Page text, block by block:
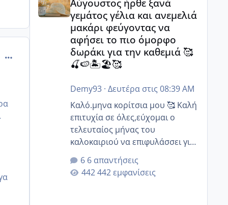
comment_1245199
Αύγουστος ήρθε ξανά
γεμάτος γέλια και ανεμελιά
μακάρι φεύγοντας να
αφήσει το πιο όμορφο
δωράκι για την καθεμιά 🥰
🍒🍉🏝️🏖️🥰
Demy93· Δευτέρα στις 08:39 AM
Καλό.μηνα κορίτσια μου 🥰 Καλή
επιτυχία σε όλες,εύχομαι ο
τελευταίος μήνας του
καλοκαιριού να επιφυλάσσει για
όλες σας την πιο όμορφη
έκπληξη 🧿 @Elk @Melikara86
@Παρασκευαιδου @Zenia z
6 απαντήσεις
442 εμφανίσεις